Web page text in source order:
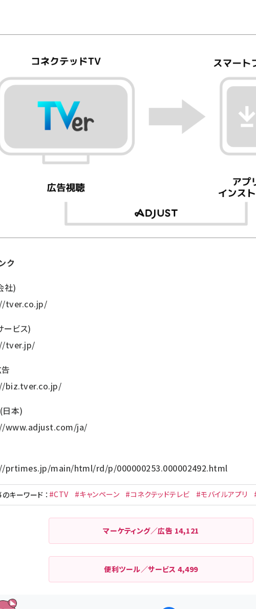
ク
社)
tver.co.jp/
ービス)
tver.jp/
biz.tver.co.jp/
本)
www.adjust.com/ja/
prtimes.jp/main/html/rd/p/000000253.000002492.html
キーワード ： #CTV #キャンペーン #コネクテッドテレビ #モバイルアプリ
マーケティング／広告 14,121
便利ツール／サービス4,499